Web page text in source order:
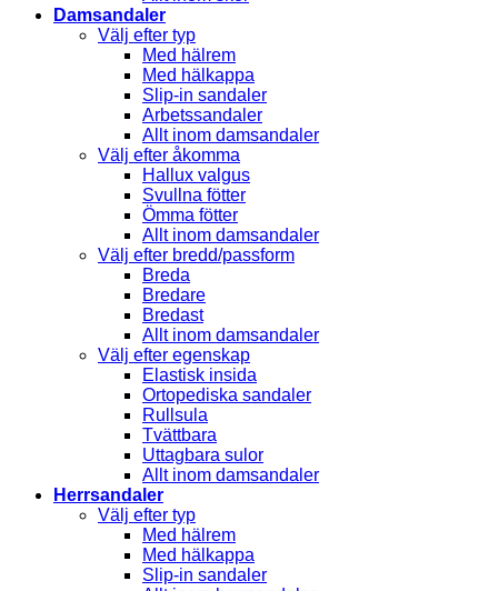
Damsandaler
Välj efter typ
Med hälrem
Med hälkappa
Slip-in sandaler
Arbetssandaler
Allt inom damsandaler
Välj efter åkomma
Hallux valgus
Svullna fötter
Ömma fötter
Allt inom damsandaler
Välj efter bredd/passform
Breda
Bredare
Bredast
Allt inom damsandaler
Välj efter egenskap
Elastisk insida
Ortopediska sandaler
Rullsula
Tvättbara
Uttagbara sulor
Allt inom damsandaler
Herrsandaler
Välj efter typ
Med hälrem
Med hälkappa
Slip-in sandaler